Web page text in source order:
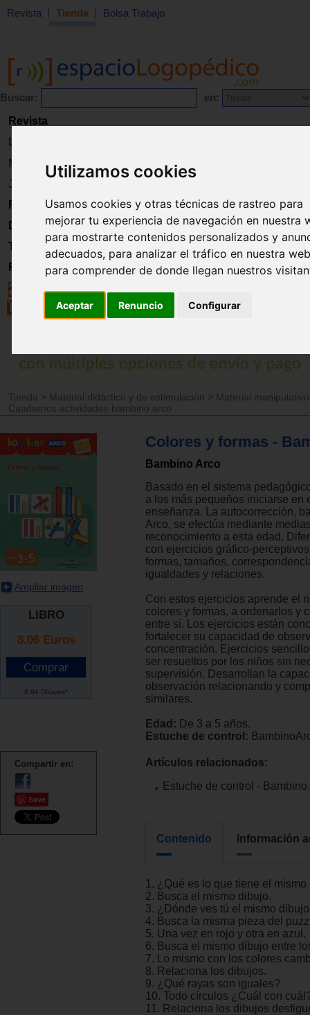
Utilizamos cookies
Usamos cookies y otras técnicas de rastreo para
mejorar tu experiencia de navegación en nuestra
para mostrarte contenidos personalizados y
adecuados, para analizar el tráfico en nuestra
para comprender de donde llegan nuestros
Aceptar Renuncio Configurar
Revista Tienda Bolsa Trabajo
Buscar: en:
Revista
Libros
Material
Juguetes
Formación
Directorio
Trabajo
Registro
Tienda > Material didáctico y de estimulación > Material manipulativo
Cuadernos actividades bambino arco
Ampliar imagen
LIBRO
8.06 Euros
8.94 Dólares*
Compartir en:
Save
Colores y formas -
Bambino Arco
Basado en el sistema
a los más pequeños iniciarse en
enseñanza. La autocorrección,
Arco, se efectúa mediante
reconocimiento a esta edad.
con ejercicios gráfico-
formas, tamaños,
igualdades y relaciones.
Con estos ejercicios aprende el
colores y formas, a ordenarlos y
entre si. Los ejercicios están
fortalecer su capacidad de
concentración. Ejercicios
ser resueltos por los niños sin
supervisión. Desarrollan la
observación relacionando y
similares.
Edad: De 3 a 5 años.
Estuche de control:
Artículos relacionados:
Estuche de control - Bambino
Contenido Información
1. ¿Qué es lo que tiene el mismo
2. Busca el mismo dibujo.
3. ¿Dónde ves tú el mismo
4. Busca la misma pieza del
5. Una vez en rojo y otra en azul.
6. Busca el mismo dibujo entre
7. Lo mismo con los colores
8. Relaciona los dibujos.
9. ¿Qué rayas son iguales?
10. Todo círculos ¿Cuál con
11. Relaciona los dibujos